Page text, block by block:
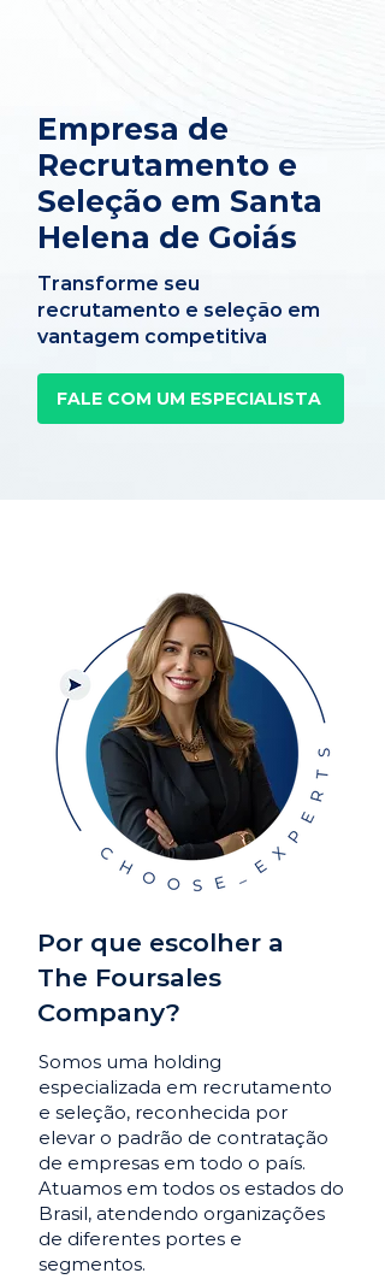
Empresa de
Recrutamento e
Seleção em Santa
Helena de Goiás
Transforme seu
recrutamento e seleção em
vantagem competitiva
FALE COM UM ESPECIALISTA
Por que escolher a
The Foursales
Company?
Somos uma holding
especializada em recrutamento
e seleção, reconhecida por
elevar o padrão de contratação
de empresas em todo o país.
Atuamos em todos os estados do
Brasil, atendendo organizações
de diferentes portes e
segmentos.